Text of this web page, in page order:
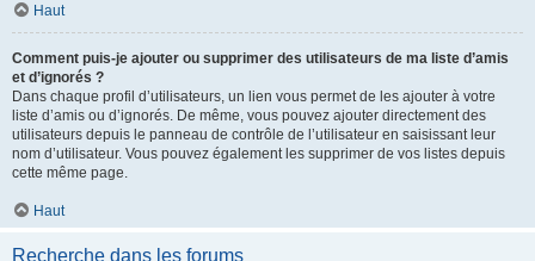
Haut
Comment puis-je ajouter ou supprimer des utilisateurs de ma liste d’amis
et d’ignorés ?
Dans chaque profil d’utilisateurs, un lien vous permet de les ajouter à votre
liste d’amis ou d’ignorés. De même, vous pouvez ajouter directement des
utilisateurs depuis le panneau de contrôle de l’utilisateur en saisissant leur
nom d’utilisateur. Vous pouvez également les supprimer de vos listes depuis
cette même page.
Haut
Recherche dans les forums